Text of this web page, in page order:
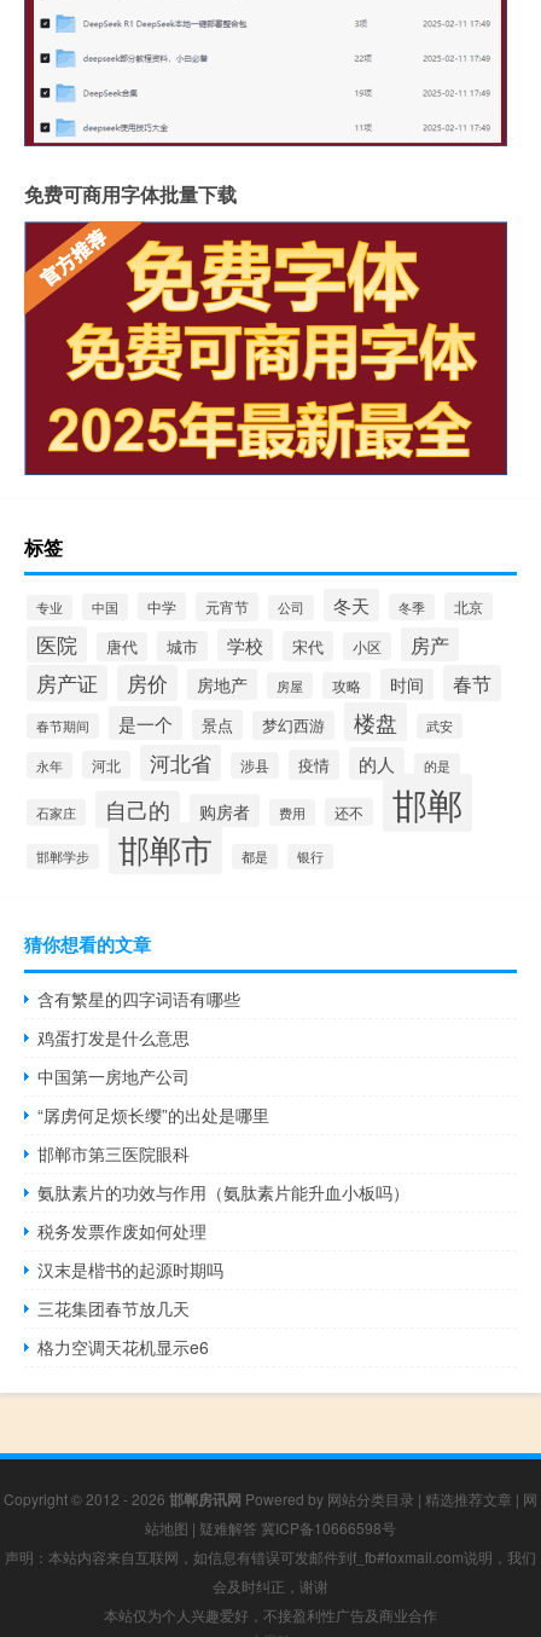
免费可商用字体批量下载
标签
专业 中国 中学 元宵节 公司 冬天 冬季 北京
医院 唐代 城市 学校 宋代 小区 房产
房产证 房价 房地产 房屋 攻略 时间 春节
春节期间 是一个 景点 梦幻西游 楼盘 武安
永年 河北 河北省 涉县 疫情 的人 的是
石家庄 自己的 购房者 费用 还不 邯郸
邯郸学步 邯郸市 都是 银行
猜你想看的文章
含有繁星的四字词语有哪些
鸡蛋打发是什么意思
中国第一房地产公司
“孱虏何足烦长缨”的出处是哪里
邯郸市第三医院眼科
氨肽素片的功效与作用（氨肽素片能升血小板吗）
税务发票作废如何处理
汉末是楷书的起源时期吗
三花集团春节放几天
格力空调天花机显示e6
Copyright © 2012 - 2026 邯郸房讯网 Powered by 网站分类目录 | 精选推荐文章 | 网
站地图 | 疑难解答 冀ICP备10666598号
声明：本站内容来自互联网，如信息有错误可发邮件到f_fb#foxmail.com说明，我们
会及时纠正，谢谢
本站仅为个人兴趣爱好，不接盈利性广告及商业合作